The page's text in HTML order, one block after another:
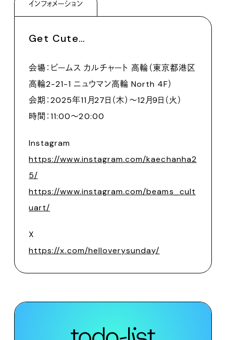
インフォメーション
Get Cute…
会場：ビームス カルチャート 高輪（東京都港区
高輪2-21-1 ニュウマン高輪 North 4F）
会期：2025年11月27日（木）〜12月9日（火）
時間：11:00〜20:00
Instagram
https://www.instagram.com/kaechanha2
5/
https://www.instagram.com/beams_cult
uart/
X
https://x.com/helloverysunday/